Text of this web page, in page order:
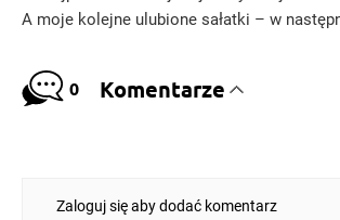
A moje kolejne ulubione sałatki – w
0 Komentarze
Zaloguj się aby dodać komentarz